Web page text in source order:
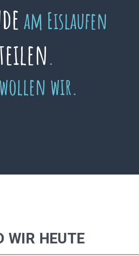
am Eislaufen
.
wir.
WIR HEUTE